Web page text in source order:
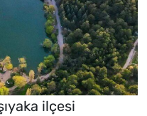
ilçesi